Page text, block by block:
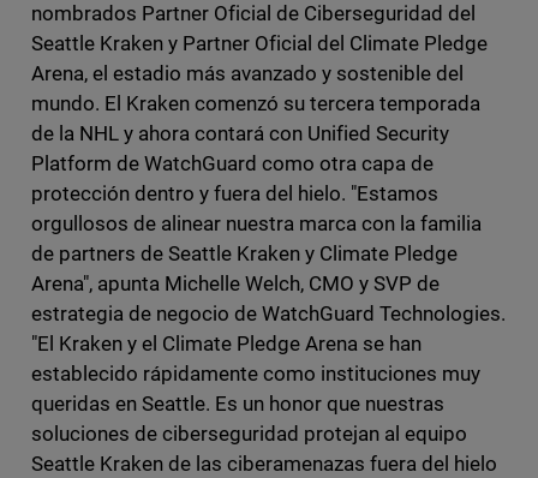
nombrados Partner Oficial de Ciberseguridad del
Seattle Kraken y Partner Oficial del Climate Pledge
Arena, el estadio más avanzado y sostenible del
mundo. El Kraken comenzó su tercera temporada
de la NHL y ahora contará con Unified Security
Platform de WatchGuard como otra capa de
protección dentro y fuera del hielo. "Estamos
orgullosos de alinear nuestra marca con la familia
de partners de Seattle Kraken y Climate Pledge
Arena", apunta Michelle Welch, CMO y SVP de
estrategia de negocio de WatchGuard Technologies.
"El Kraken y el Climate Pledge Arena se han
establecido rápidamente como instituciones muy
queridas en Seattle. Es un honor que nuestras
soluciones de ciberseguridad protejan al equipo
Seattle Kraken de las ciberamenazas fuera del hielo